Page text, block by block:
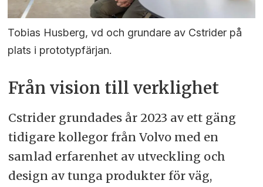
Tobias Husberg, vd och grundare av Cstrider på
plats i prototypfärjan.
Från vision till verklighet
Cstrider grundades år 2023 av ett gäng
tidigare kollegor från Volvo med en
samlad erfarenhet av utveckling och
design av tunga produkter för väg,